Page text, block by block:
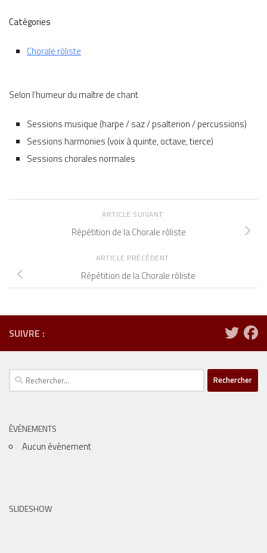
Catégories
Chorale rôliste
Selon l’humeur du maître de chant
Sessions musique (harpe / saz / psalterion / percussions)
Sessions harmonies (voix à quinte, octave, tierce)
Sessions chorales normales
ARTICLE SUIVANT
Répétition de la Chorale rôliste
ARTICLE PRÉCÉDENT
Répétition de la Chorale rôliste
SUIVRE :
Rechercher :
ÉVÈNEMENTS
Aucun évènement
SLIDESHOW